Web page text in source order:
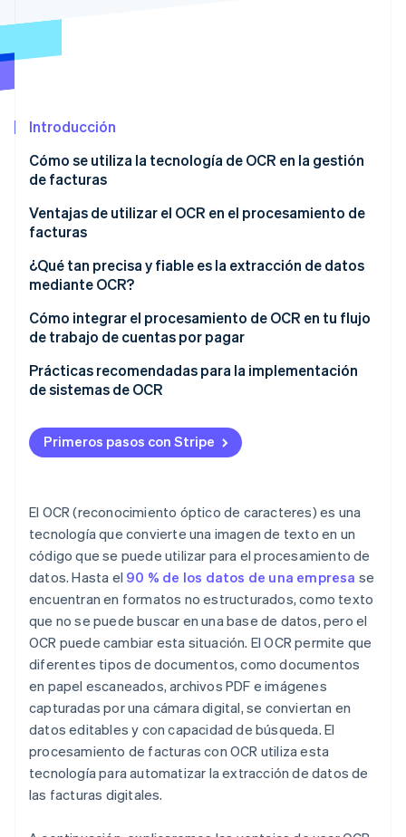
Radar
Eliminación de dióxido de carbono
Identity
Verificación de identidad en línea
Sesiones de Stripe 2026
Descubre cómo Stripe construye la infraestructura
Mirar ahora
Introducción
Cómo se utiliza la tecnología de OCR en la gestión
de facturas
Digitalización de facturas
Extracción de datos
Validación de datos
Integración del sistema financiero
Automatización del flujo de trabajo
Análisis e informes
Ventajas de utilizar el OCR en el procesamiento de
facturas
¿Qué tan precisa y fiable es la extracción de datos
mediante OCR?
Precisión
Fiabilidad
Cómo integrar el procesamiento de OCR en tu flujo
de trabajo de cuentas por pagar
Elige el software de OCR adecuado
Configura el flujo de trabajo de OCR
Implementa un proceso de revisión
Monitorea y optimiza
Prácticas recomendadas para la implementación
de sistemas de OCR
Define tus objetivos
Elige la solución de OCR adecuada
Configura y entrena a tu sistema de OCR
Implementa un proceso de revisión y corrección
Integra el OCR con otros sistemas
Primeros pasos con Stripe
El OCR (reconocimiento óptico de caracteres) es una
tecnología que convierte una imagen de texto en un
código que se puede utilizar para el procesamiento de
datos. Hasta el 90 % de los datos de una empresa se
encuentran en formatos no estructurados, como texto
que no se puede buscar en una base de datos, pero el
OCR puede cambiar esta situación. El OCR permite que
diferentes tipos de documentos, como documentos
en papel escaneados, archivos PDF e imágenes
capturadas por una cámara digital, se conviertan en
datos editables y con capacidad de búsqueda. El
procesamiento de facturas con OCR utiliza esta
tecnología para automatizar la extracción de datos de
las facturas digitales.